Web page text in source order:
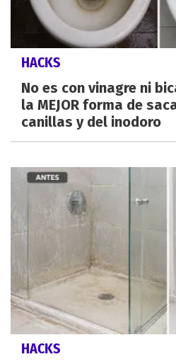
HACKS
No es con vinagre ni
la MEJOR forma de
canillas y del inodoro
HACKS